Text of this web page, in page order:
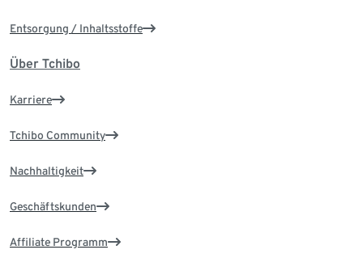
Entsorgung / Inhaltsstoffe
Über Tchibo
Karriere
Tchibo Community
Nachhaltigkeit
Geschäftskunden
Affiliate Programm